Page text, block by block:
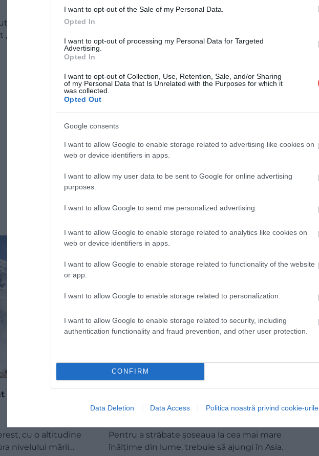
I want to opt-out of the Sale of my Personal Data.
Opted In
I want to opt-out of processing my Personal Data for Targeted
Advertising.
Opted In
I want to opt-out of Collection, Use, Retention, Sale, and/or Sharing
of my Personal Data that Is Unrelated with the Purposes for which it
was collected.
Opted Out
Google consents
I want to allow Google to enable storage related to advertising like cookies on
web or device identifiers in apps.
I want to allow my user data to be sent to Google for online advertising
purposes.
I want to allow Google to send me personalized advertising.
I want to allow Google to enable storage related to analytics like cookies on
web or device identifiers in apps.
I want to allow Google to enable storage related to functionality of the website
or app.
I want to allow Google to enable storage related to personalization.
I want to allow Google to enable storage related to security, including
authentication functionality and fraud prevention, and other user protection.
CONFIRM
Data Deletion Data Access Politica noastră privind cookie-urile
drept „acoperișul
„cel mai înalt
naturale…
cât costă să urci
cu o altitudine
nivelului mării…
altitudine din lume, unde se înregistrează
Pentru a străbate șoseaua la cea mai mare
înălțime din lume, trebuie să ajungi în Asia.